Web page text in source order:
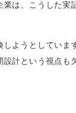
は、こうした実
ようとしていま
計という視点も